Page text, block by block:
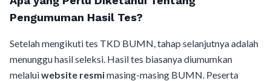
Pengumuman Hasil Tes?
Setelah mengikuti tes TKD BUMN, tahap selanjutnya adalah
menunggu hasil seleksi. Hasil tes biasanya diumumkan
melaluiwebsite resmimasing-masing BUMN. Peserta